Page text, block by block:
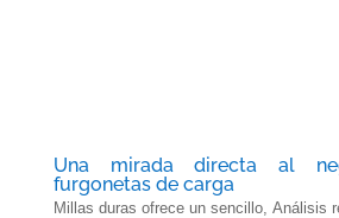
Una mirada directa al
furgonetas de carga
Millas duras ofrece un sencillo, Análisis